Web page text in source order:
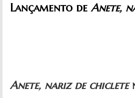
Lançamento deAnete,
Anete, nariz de chiclete